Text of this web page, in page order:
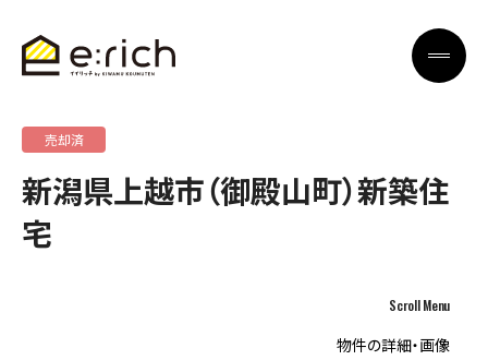
売却済
新潟県上越市（御殿山町）新築住
宅
Scroll Menu
物件の詳細・画像